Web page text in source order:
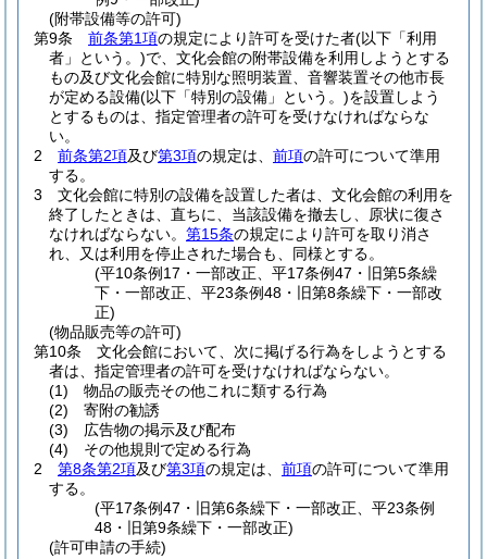
(附帯設備等の許可)
第9条
前条第1項の規定により許可を受けた者(以下「利用
者」という。)で、文化会館の附帯設備を利用しようとする
もの及び文化会館に特別な照明装置、音響装置その他市長
が定める設備(以下「特別の設備」という。)を設置しよう
とするものは、指定管理者の許可を受けなければならな
い。
2
前条第2項及び第3項の規定は、 前項の許可について準用
する。
3
文化会館に特別の設備を設置した者は、文化会館の利用を
終了したときは、直ちに、当該設備を撤去し、原状に復さ
なければならない。 第15条の規定により許可を取り消さ
れ、又は利用を停止された場合も、同様とする。
(平10条例17・一部改正、平17条例47・旧第5条繰
下・一部改正、平23条例48・旧第8条繰下・一部改
正)
(物品販売等の許可)
第10条
文化会館において、次に掲げる行為をしようとする
者は、指定管理者の許可を受けなければならない。
(1)
物品の販売その他これに類する行為
(2)
寄附の勧誘
(3)
広告物の掲示及び配布
(4)
その他規則で定める行為
2
第8条第2項及び第3項の規定は、 前項の許可について準用
する。
(平17条例47・旧第6条繰下・一部改正、平23条例
48・旧第9条繰下・一部改正)
(許可申請の手続)